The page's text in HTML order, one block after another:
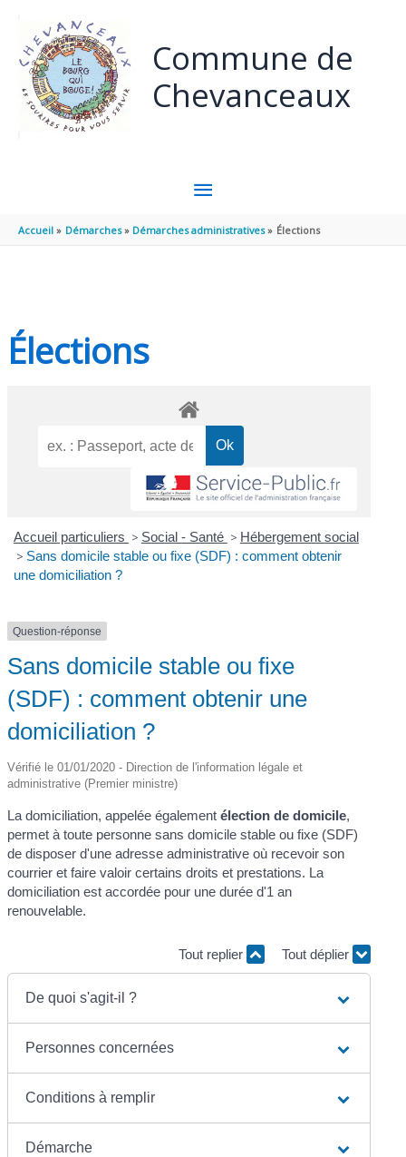
Commune de
Chevanceaux
MENU
PRINCIPAL
Accueil Démarches Démarches administratives Élections
Élections
Accueil particuliers > Social - Santé > Hébergement social
> Sans domicile stable ou fixe (SDF) : comment obtenir
une domiciliation ?
Question-réponse
Sans domicile stable ou fixe
(SDF) : comment obtenir une
domiciliation ?
Vérifié le 01/01/2020 - Direction de l'information légale et
administrative (Premier ministre)
La domiciliation, appelée égalementélection de domicile,
permet à toute personne sans domicile stable ou fixe (SDF)
de disposer d'une adresse administrative où recevoir son
courrier et faire valoir certains droits et prestations. La
domiciliation est accordée pour une durée d'1 an
renouvelable.
Tout replier Tout déplier
De quoi s'agit-il ?
Personnes concernées
Conditions à remplir
Démarche